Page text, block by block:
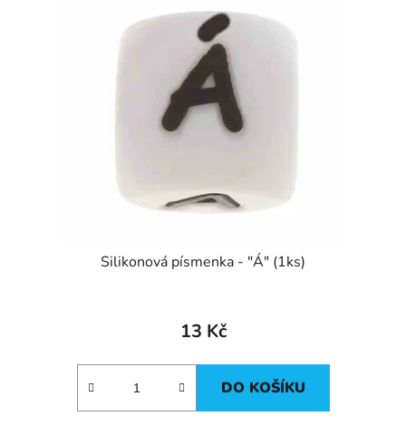
Silikonová písmenka - "Á" (1ks)
13 Kč
DO KOŠÍKU